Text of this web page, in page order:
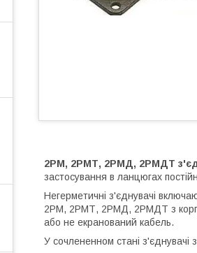
2РМ, 2РМТ, 2РМД, 2РМДТ
застосування в ланцюгах
Негерметичні з'єднувачі
2РМ, 2РМТ, 2РМД, 2РМДТ з
або не екранований кабель.
У сочлененном стані з'єднувачі